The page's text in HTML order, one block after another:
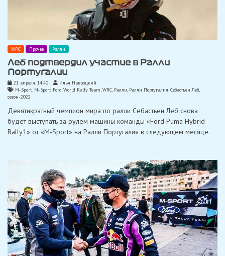
WRC Прочее Ралли
Леб подтвердил участие в Ралли
Португалии
21 апреля, 14:40
Илья Навроцкий
M-Sport, M-Sport Ford World Rally Team,WRC, Ралли, Ралли Португалия,Себастьен Леб
сезон-2022
Девятикратный чемпион мира по ралли Себастьен Леб снова
будет выступать за рулем машины команды «Ford Puma Hybrid
Rally1» от «M-Sport» на Ралли Португалия в следующем месяце.